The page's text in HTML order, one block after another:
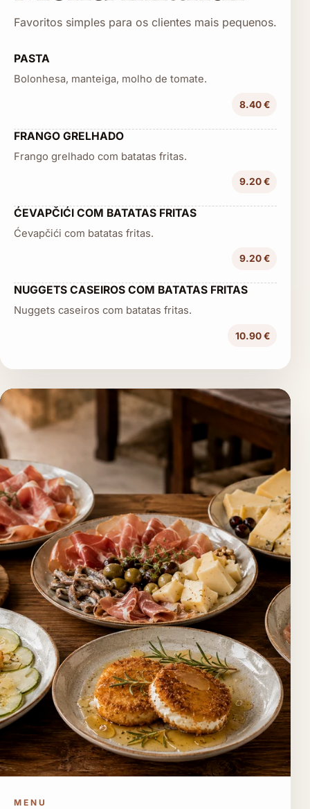
Favoritos simples para os clientes mais pequenos.
PASTA
Bolonhesa, manteiga, molho de tomate.
8.40 €
FRANGO GRELHADO
Frango grelhado com batatas fritas.
9.20 €
ĆEVAPČIĆI COM BATATAS FRITAS
Ćevapčići com batatas fritas.
9.20 €
NUGGETS CASEIROS COM BATATAS FRITAS
Nuggets caseiros com batatas fritas.
10.90 €
MENU